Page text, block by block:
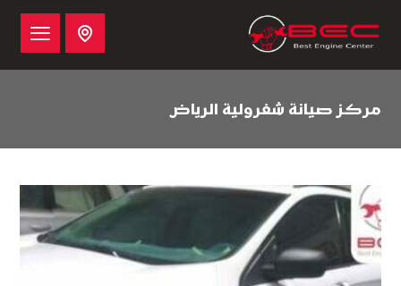
مركز صيانة شفرولية الرياض